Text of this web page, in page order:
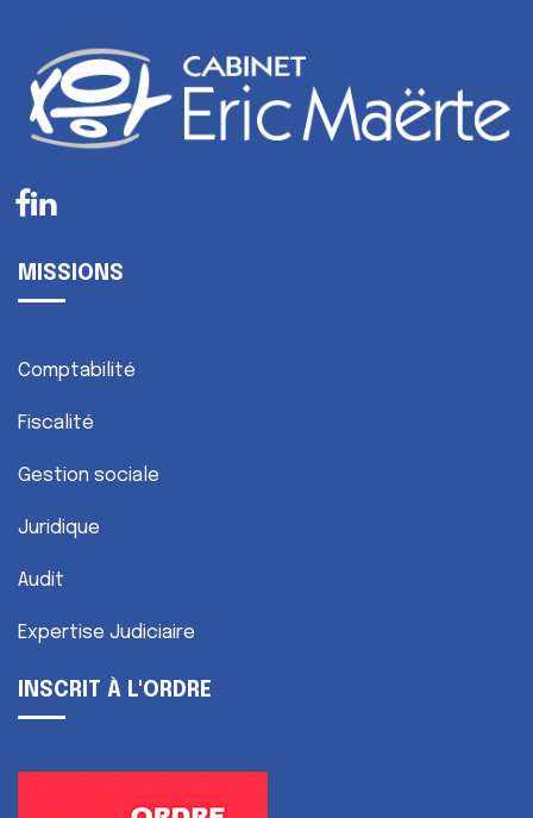
MISSIONS
Comptabilité
Fiscalité
Gestion sociale
Juridique
Audit
Expertise Judiciaire
INSCRIT À L'ORDRE